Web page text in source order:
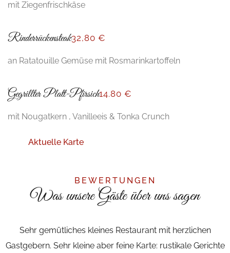
mit Ziegenfrischkäse
Rinderrückensteak32,80 €
an Ratatouille Gemüse mit Rosmarinkartoffeln
Gegrillter Platt-Pfirsich14.80 €
mit Nougatkern , Vanilleeis & Tonka Crunch
Aktuelle Karte
BEWERTUNGEN
Was unsere Gäste über uns sagen
Sehr gemütliches kleines Restaurant mit herzlichen
Gastgebern. Sehr kleine aber feine Karte: rustikale Gerichte